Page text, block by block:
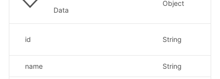
Data
Object
id String
name String